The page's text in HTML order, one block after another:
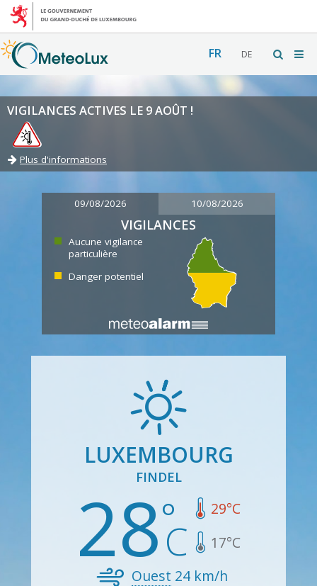
FR DE
VIGILANCES ACTIVES LE 9 AOÛT !
Plus d'informations
09/08/2026 10/08/2026
VIGILANCES
Aucune vigilance
particulière
Danger potentiel
LUXEMBOURG
FINDEL
28 29°C
17°C
Ouest 24 km/h